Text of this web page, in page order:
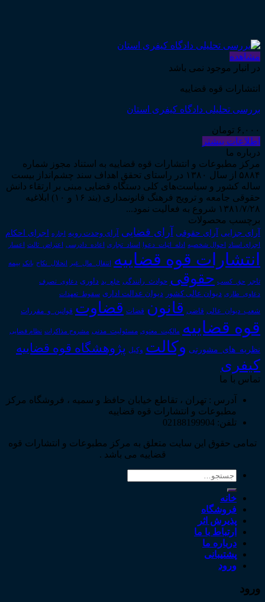
مشاهده
در انبار موجود نمی باشد
انتشارات قوه قضاییه
بررسی تحلیلی دادگاه کیفری استان
۶,۰۰۰ تومان
اطلاعات بیشتر
درباره ما
مرکز مطبوعات و انتشارات قوه قضاییه به استناد مجوز شماره
۵۸۸۴ از سال ۱۳۸۰ در راستای تحقق اهداف سند چشم‌انداز بیست
ساله کشور و سیاست‌های کلی دستگاه قضایی مبنی بر ارتقاء دانش
حقوقی جامعه و ترویج فرهنگ قانونمداری (بند ۱۶ و ۱۰) ابلاغیه
۱۳۸۱/۷/۲۸ شروع به فعالیت نمود...
برچسب محصولات
آرای جزایی آرای حقوقی آرای قضایی آرای وحدت رویه اجاره اجرای احکام
اجرای اسناد احوال شخصیه ادله_اثبات_دعوا اسناد_تجاری اعاده_دادرسی اعتراض_ثالث اعسار
انتشارات قوه قضاییه انتقال_مال_غیر انحلال_نکاح بانک بیمه
تاجر حق_کسب حقوقی حوادث_رانندگی خلع_ید داوری دعاوی_تصرف
دعاوی_طاری دیوان عالی کشور دیوان عدالت اداری سقوط_تعهدات
شعب_دیوان_عالی قاضی قانون قضات قضاوت قوانین_و_مقررات
قوه قضاییه مالکیت_معنوی مسئولیت_مدنی مشروح مذاکرات نظام قضایی
نظریه_های_مشورتی وکالت وکیل پژوهشگاه قوه قضاییه
کیفری
تماس با ما
آدرس : تهران ، تقاطع خیابان حافظ و سمیه ، فروشگاه مرکز
مطبوعات و انتشارات قوه قضاییه
تلفن: 02188199904
تمامی حقوق این سایت متعلق به مرکز مطبوعات و انتشارات قوه
قضاییه می باشد .
جستجو
خانه
فروشگاه
پذیرش اثر
ارتباط با ما
درباره ما
پشتیبانی
ورود
ورود